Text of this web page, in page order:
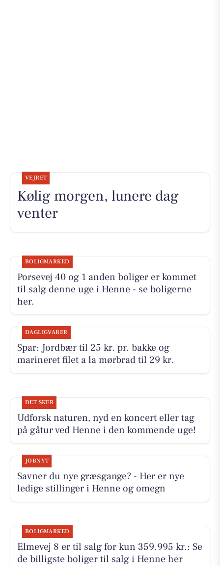
VEJRET
Kølig morgen, lunere dag
venter
BOLIGMARKED
Porsevej 40 og 1 anden boliger er kommet
til salg denne uge i Henne - se boligerne
her.
DAGLIGVARER
Spar: Jordbær til 25 kr. pr. bakke og
marineret filet a la mørbrad til 29 kr.
DET SKER
Udforsk naturen, nyd en koncert eller tag
på gåtur ved Henne i den kommende uge!
JOBNYT
Savner du nye græsgange? - Her er nye
ledige stillinger i Henne og omegn
BOLIGMARKED
Elmevej 8 er til salg for kun 359.995 kr.: Se
de billigste boliger til salg i Henne her